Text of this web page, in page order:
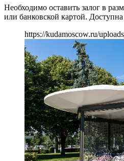
Необходимо оставить залог в
или банковской картой.
https://kudamoscow.ru/